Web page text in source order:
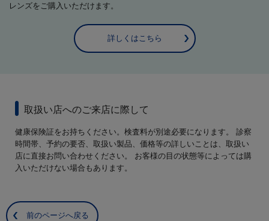
レンズをご購入いただけます。
詳しくはこちら
取扱い店へのご来店に際して
健康保険証をお持ちください。検査料が別途必要になります。 診察
時間帯、予約の要否、取扱い製品、価格等の詳しいことは、取扱い
店に直接お問い合わせください。 お客様の目の状態等によっては購
入いただけない場合もあります。
前のページへ戻る